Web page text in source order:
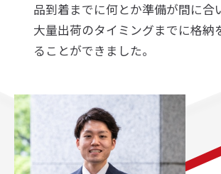
品到着までに何とか準備が間に合
大量出荷のタイミングまでに格納
ることができました。